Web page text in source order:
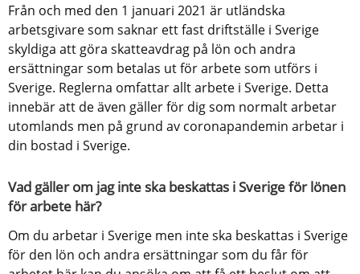
Från och med den 1 januari 2021 är utländska
arbetsgivare som saknar ett fast driftställe i Sverige
skyldiga att göra skatteavdrag på lön och andra
ersättningar som betalas ut för arbete som utförs i
Sverige. Reglerna omfattar allt arbete i Sverige. Detta
innebär att de även gäller för dig som normalt arbetar
utomlands men på grund av coronapandemin arbetar i
din bostad i Sverige.
Vad gäller om jag inte ska beskattas i Sverige för lönen
för arbete här?
Om du arbetar i Sverige men inte ska beskattas i Sverige
för den lön och andra ersättningar som du får för